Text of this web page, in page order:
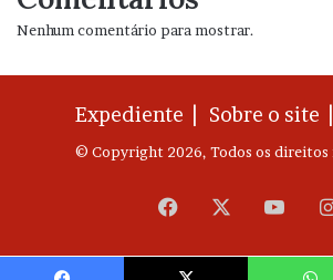
Nenhum comentário para mostrar.
Expediente | Sobre o site |
© Copyright 2026, Todos os direitos
Facebook